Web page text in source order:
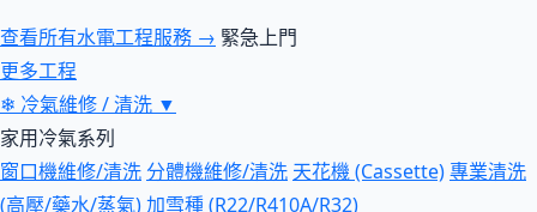
查看所有水電工程服務 → 緊急上門
更多工程
❄ 冷氣維修 / 清洗 ▼
家用冷氣系列
窗口機維修/清洗 分體機維修/清洗 天花機 (Cassette)專業清洗
(高壓/藥水/蒸氣)加雪種 (R22/R410A/R32)